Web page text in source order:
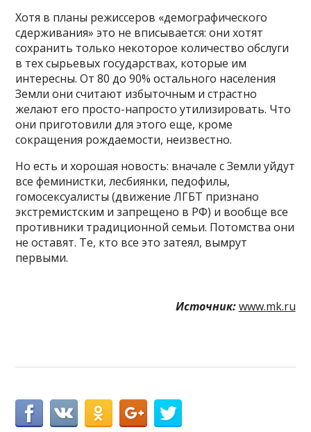
Хотя в планы режиссеров «демографического
сдерживания» это не вписывается: они хотят
сохранить только некоторое количество обслуги
в тех сырьевых государствах, которые им
интересны. От 80 до 90% остального населения
Земли они считают избыточным и страстно
желают его просто-напросто утилизировать. Что
они приготовили для этого еще, кроме
сокращения рождаемости, неизвестно.
Но есть и хорошая новость: вначале с Земли уйдут
все феминистки, лесбиянки, педофилы,
гомосексуалисты (движение ЛГБТ признано
экстремистским и запрещено в РФ) и вообще все
противники традиционной семьи. Потомства они
не оставят. Те, кто все это затеял, вымрут
первыми.
Источник: www.mk.ru